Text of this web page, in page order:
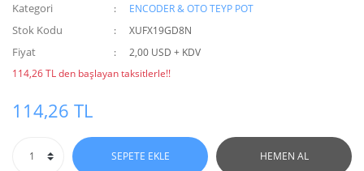
Kategori ENCODER & OTO TEYP POT
Stok Kodu XUFX19GD8N
Fiyat
2,00 USD + KDV
114,26 TL den başlayan taksitlerle!!
114,26 TL
SEPETE EKLE HEMEN AL